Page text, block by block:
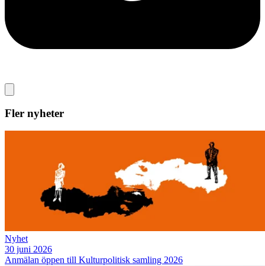
Fler nyheter
Nyhet
30 juni 2026
Anmälan öppen till Kulturpolitisk samling 2026